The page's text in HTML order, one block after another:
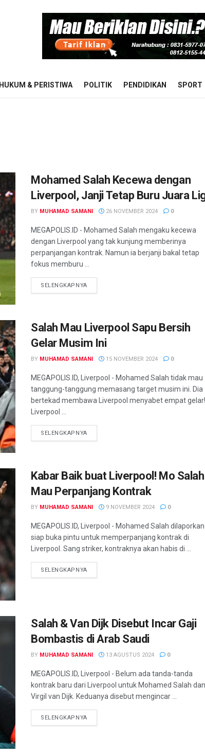
HUKUM & PERISTIWA POLITIK PENDIDIKAN SPORT
Mohamed Salah Kecewa dengan
Liverpool, Janji Tetap Buru Juara
BY MUHAMAD SAMANI 26 NOVEMBER 2024 0
MEGAPOLIS.ID - Mohamed Salah mengaku kecewa
dengan Liverpool yang tak kunjung memberinya
perpanjangan kontrak. Namun ia berjanji bakal tetap
fokus memburu ...
SELENGKAPNYA
Salah Mau Liverpool Sapu Bersih
Gelar Musim Ini
BY MUHAMAD SAMANI 15 NOVEMBER 2024 0
MEGAPOLIS.ID, Liverpool - Mohamed Salah tidak mau
tanggung-tanggung memasang target musim ini. Dia
bertekad membawa Liverpool menyabet empat gelar!
Liverpool ...
SELENGKAPNYA
Kabar Baik buat Liverpool! Mo Salah
Mau Perpanjang Kontrak
BY MUHAMAD SAMANI 9 NOVEMBER 2024 0
MEGAPOLIS.ID, Liverpool - Mohamed Salah dilaporkan
siap buka pintu untuk memperpanjang kontrak di
Liverpool. Sang striker, kontraknya akan habis di ...
SELENGKAPNYA
Salah & Van Dijk Disebut Incar Gaji
Bombastis di Arab Saudi
BY MUHAMAD SAMANI 13 AGUSTUS 2024 0
MEGAPOLIS.ID, Liverpool - Belum ada tanda-tanda
kontrak baru dari Liverpool untuk Mohamed Salah dan
Virgil van Dijk. Keduanya disebut mengincar ...
SELENGKAPNYA